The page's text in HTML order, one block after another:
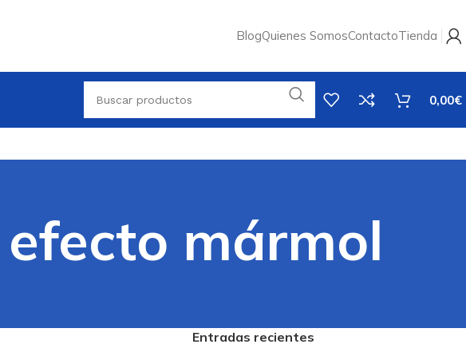
BlogQuienes SomosContactoTienda
0,00€
mármol
Entradas recientes